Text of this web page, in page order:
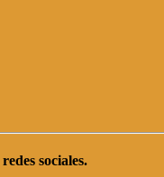
redes sociales.